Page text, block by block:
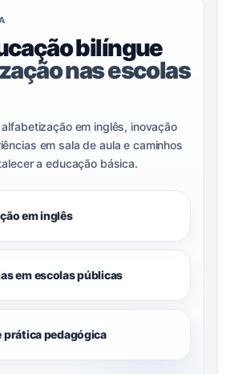
bilíngue
nas escolas
em inglês, inovação
em sala de aula e caminhos
a educação básica.
em inglês
em escolas públicas
prática pedagógica